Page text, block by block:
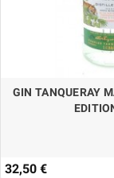
GIN TANQUERAY
32,50 €